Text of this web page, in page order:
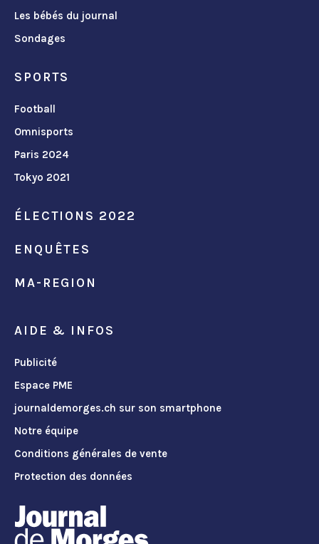
Les bébés du journal
Sondages
SPORTS
Football
Omnisports
Paris 2024
Tokyo 2021
ÉLECTIONS 2022
ENQUÊTES
MA-REGION
AIDE & INFOS
Publicité
Espace PME
journaldemorges.ch sur son smartphone
Notre équipe
Conditions générales de vente
Protection des données